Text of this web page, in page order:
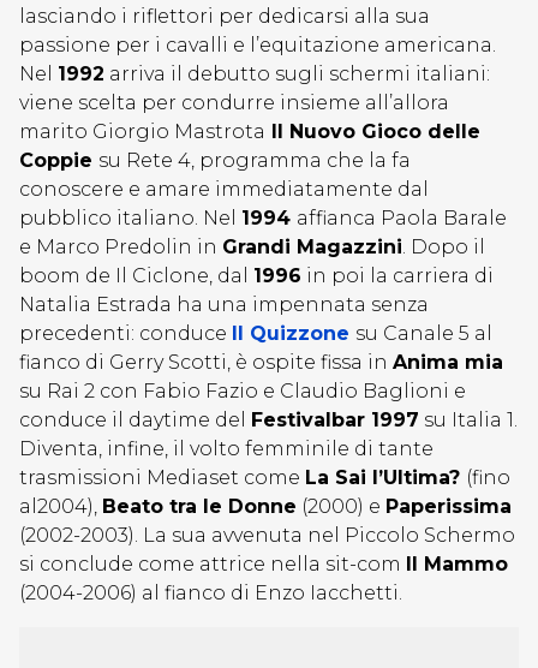
lasciando i riflettori per dedicarsi alla sua
passione per i cavalli e l’equitazione americana.
Nel 1992 arriva il debutto sugli schermi italiani:
viene scelta per condurre insieme all’allora
marito Giorgio Mastrota Il Nuovo Gioco delle
Coppie su Rete 4, programma che la fa
conoscere e amare immediatamente dal
pubblico italiano. Nel 1994 affianca Paola Barale
e Marco Predolin in Grandi Magazzini. Dopo il
boom de Il Ciclone, dal 1996 in poi la carriera di
Natalia Estrada ha una impennata senza
precedenti: conduce Il Quizzone su Canale 5 al
fianco di Gerry Scotti, è ospite fissa in Anima mia
su Rai 2 con Fabio Fazio e Claudio Baglioni e
conduce il daytime del Festivalbar 1997 su Italia 1.
Diventa, infine, il volto femminile di tante
trasmissioni Mediaset come La Sai l’Ultima? (fino
al2004), Beato tra le Donne (2000) e Paperissima
(2002-2003). La sua avvenuta nel Piccolo Schermo
si conclude come attrice nella sit-com Il Mammo
(2004-2006) al fianco di Enzo Iacchetti.